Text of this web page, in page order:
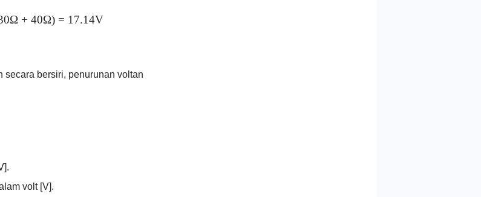
+ 40Ω) = 17.14V
secara bersiri, penurunan voltan
volt [V].